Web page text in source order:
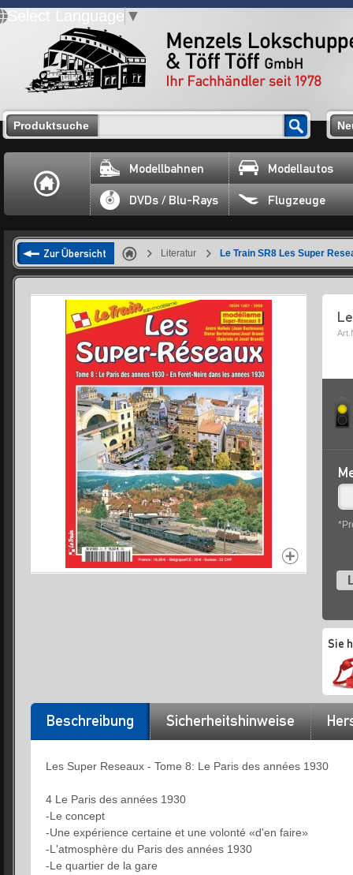
Select Language ▼
Produktsuche
Modellbahnen Modellautos
DVDs / Blu-Rays Flugzeuge
Zur Übersicht Literatur Le Train SR8 Les Super
Sie
Beschreibung Sicherheitshinweise
Les Super Reseaux - Tome 8: Le Paris des années 1930
4 Le Paris des années 1930
-Le concept
-Une expérience certaine et une volonté «d'en faire»
-L'atmosphère du Paris des années 1930
-Le quartier de la gare